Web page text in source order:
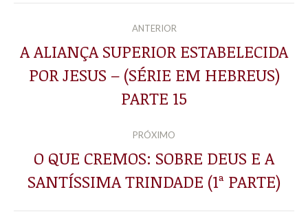
NAVEGAÇÃO
DE
POST:
ANTERIOR
Post
anterior:
A ALIANÇA SUPERIOR ESTABELECIDA
POR JESUS – (SÉRIE EM HEBREUS)
PARTE 15
PRÓXIMO
Próximo
post:
O QUE CREMOS: SOBRE DEUS E A
SANTÍSSIMA TRINDADE (1ª PARTE)